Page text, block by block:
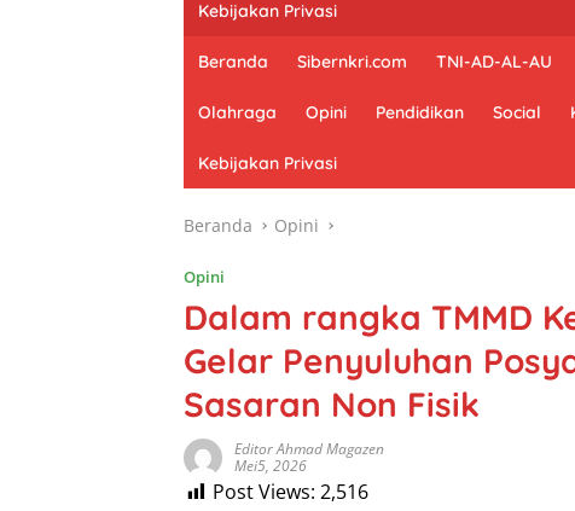
Kebijakan Privasi
Beranda Sibernkri.com TNI-AD-AL-AU
Olahraga Opini Pendidikan Social
Kebijakan Privasi
Beranda Opini
Opini
Dalam rangka TMMD
Gelar Penyuluhan
Sasaran Non Fisik
Editor Ahmad Magazen
Mei5, 2026
Post Views: 2,516